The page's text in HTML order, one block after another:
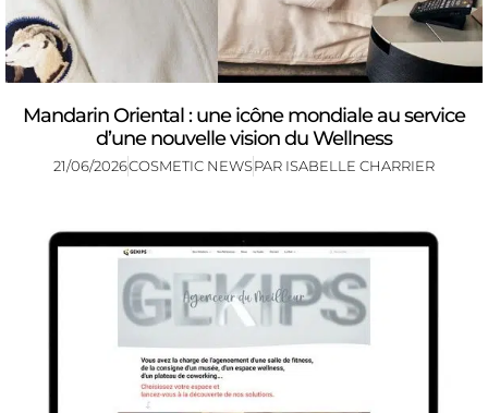
Mandarin Oriental : une icône mondiale au service
d’une nouvelle vision du Wellness
21/06/2026COSMETIC NEWSPAR ISABELLE CHARRIER